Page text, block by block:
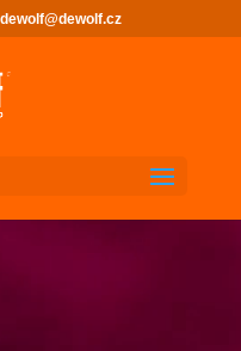
dewolf@dewolf.cz